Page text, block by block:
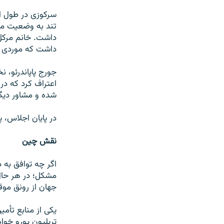
سرکوزی در طول
تند به وضعیت
داشت. خانم
داشت که
جورج
اعتراف کرد که
شده و مشاور
در پایان
نقش چین
اگر چه توافق
مشکل؛ در هر
جهان از رونق
یکی از منابع